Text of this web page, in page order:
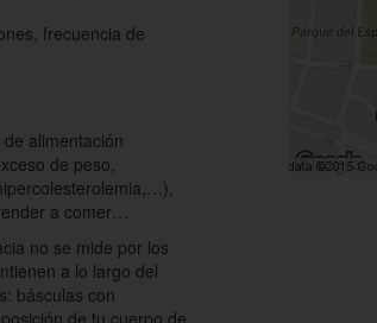
frecuencia de
alimentación
de peso,
a comer…
no se mide por los
a lo largo del
básculas con